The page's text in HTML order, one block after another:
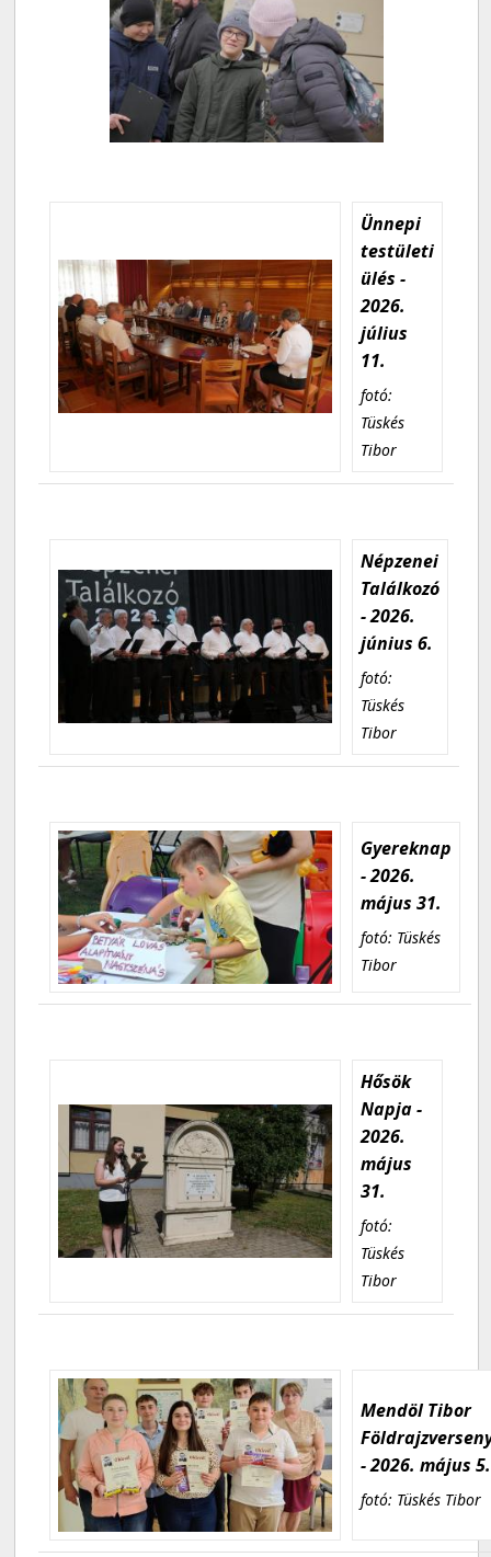
Ünnepi
testületi
ülés -
2026.
július
11.
fotó:
Tüskés
Tibor
Népzenei
Találkozó
- 2026.
június 6.
fotó:
Tüskés
Tibor
Gyereknap
- 2026.
május 31.
fotó: Tüskés
Tibor
Hősök
Napja -
2026.
május
31.
fotó:
Tüskés
Tibor
Mendöl Tibor
- 2026. május 5.
fotó: Tüskés Tibor